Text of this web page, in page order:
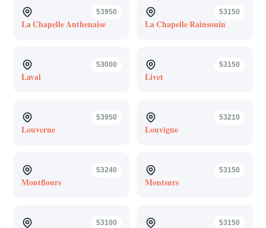
53950
La Chapelle Anthenaise
53150
La Chapelle Rainsouin
53000
Laval
53150
Livet
53950
Louverne
53210
Louvigne
53240
Montflours
53150
Montsurs
53100 53150